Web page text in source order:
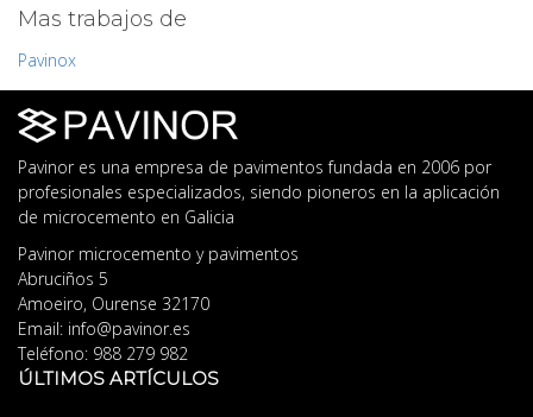
Mas trabajos de
Pavinox
Pavinor es una empresa de pavimentos fundada en 2006 por
profesionales especializados, siendo pioneros en la aplicación
de microcemento en Galicia
Pavinor microcemento y pavimentos
Abruciños 5
Amoeiro, Ourense 32170
Email: info@pavinor.es
Teléfono: 988 279 982
ÚLTIMOS ARTÍCULOS